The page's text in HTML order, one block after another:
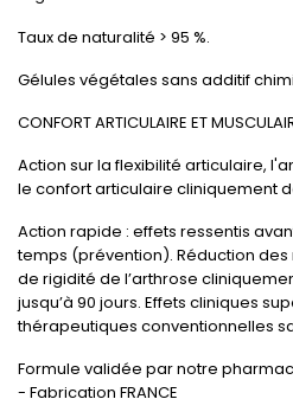
Taux de naturalité > 95 %.
Gélules végétales sans additif
CONFORT ARTICULAIRE ET
Action sur la flexibilité articulaire,
le confort articulaire cliniquement
Action rapide : effets ressentis
temps (prévention). Réduction
de rigidité de l’arthrose
jusqu’à 90 jours. Effets cliniques
thérapeutiques conventionnelles
Formule validée par notre
- Fabrication FRANCE